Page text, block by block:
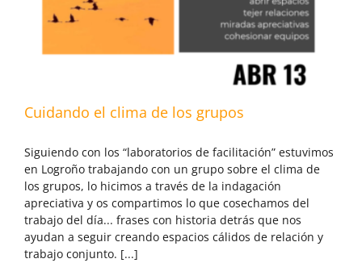
Cuidando el clima de los grupos
Siguiendo con los “laboratorios de facilitación” estuvimos
en Logroño trabajando con un grupo sobre el clima de
los grupos, lo hicimos a través de la indagación
apreciativa y os compartimos lo que cosechamos del
trabajo del día... frases con historia detrás que nos
ayudan a seguir creando espacios cálidos de relación y
trabajo conjunto. [...]